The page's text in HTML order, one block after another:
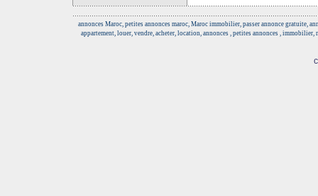
annonces Maroc, petites annonces maroc, Maroc immobilier, passer annonce gratuite,
appartement, louer, vendre, acheter, location, annonces , petites annonces ,